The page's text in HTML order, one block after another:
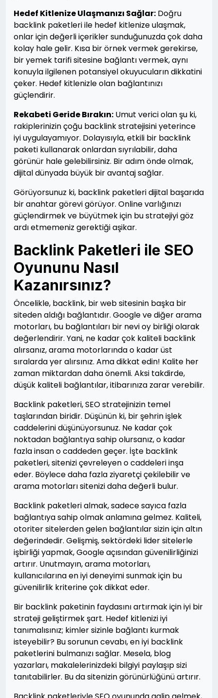
Hedef Kitlenize Ulaşmanızı Sağlar: Doğru
backlink paketleri ile hedef kitlenize ulaşmak,
onlar için değerli içerikler sunduğunuzda çok daha
kolay hale gelir. Kısa bir örnek vermek gerekirse,
bir yemek tarifi sitesine bağlantı vermek, aynı
konuyla ilgilenen potansiyel okuyucuların dikkatini
çeker. Hedef kitlenizle olan bağlantınızı
güçlendirir.
Rekabeti Geride Bırakın: Umut verici olan şu ki,
rakiplerinizin çoğu backlink stratejisini yeterince
iyi uygulayamıyor. Dolayısıyla, etkili bir backlink
paketi kullanarak onlardan sıyrılabilir, daha
görünür hale gelebilirsiniz. Bir adım önde olmak,
dijital dünyada büyük bir avantaj sağlar.
Görüyorsunuz ki, backlink paketleri dijital başarıda
bir anahtar görevi görüyor. Online varlığınızı
güçlendirmek ve büyütmek için bu stratejiyi göz
ardı etmemeniz gerektiği aşikar.
Backlink Paketleri ile SEO
Oyununu Nasıl
Kazanırsınız?
Öncelikle, backlink, bir web sitesinin başka bir
siteden aldığı bağlantıdır. Google ve diğer arama
motorları, bu bağlantıları bir nevi oy birliği olarak
değerlendirir. Yani, ne kadar çok kaliteli backlink
alırsanız, arama motorlarında o kadar üst
sıralarda yer alırsınız. Ama dikkat edin! Kalite her
zaman miktardan daha önemli. Aksi takdirde,
düşük kaliteli bağlantılar, itibarınıza zarar verebilir.
Backlink paketleri, SEO stratejinizin temel
taşlarından biridir. Düşünün ki, bir şehrin işlek
caddelerini düşünüyorsunuz. Ne kadar çok
noktadan bağlantıya sahip olursanız, o kadar
fazla insan o caddeden geçer. İşte backlink
paketleri, sitenizi çevreleyen o caddeleri inşa
eder. Böylece daha fazla ziyaretçi çekilebilir ve
arama motorları sitenizi daha değerli bulur.
Backlink paketleri almak, sadece sayıca fazla
bağlantıya sahip olmak anlamına gelmez. Kaliteli,
otoriter sitelerden gelen bağlantılar sizin için altın
değerindedir. Gelişmiş, sektördeki lider sitelerle
işbirliği yapmak, Google açısından güvenilirliğinizi
artırır. Unutmayın, arama motorları,
kullanıcılarına en iyi deneyimi sunmak için bu
güvenilirlik kriterine çok dikkat eder.
Bir backlink paketinin faydasını artırmak için iyi bir
strateji geliştirmek şart. Hedef kitlenizi iyi
tanımalısınız; kimler sizinle bağlantı kurmak
isteyebilir? Bu sorunun cevabı, en iyi backlink
paketlerini bulmanızı sağlar. Mesela, blog
yazarları, makalelerinizdeki bilgiyi paylaşıp sizi
tanıtabilirler. Bu da sitenizin görünürlüğünü artırır.